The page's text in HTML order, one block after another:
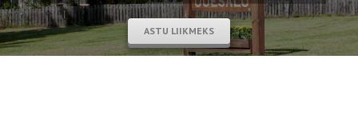
ASTU LIIKMEKS